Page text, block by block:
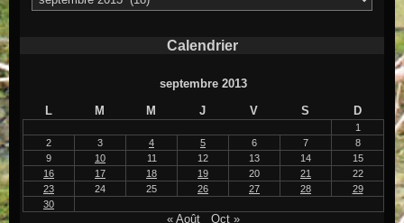
Archives
Calendrier
septembre 2013
L
M M J V S D
1
2
3 4 5 6 7
8
9
10 11 12 13 14
15
16
17 18 19 20 21
22
23
24 25 26 27 28
29
30
« Août Oct »